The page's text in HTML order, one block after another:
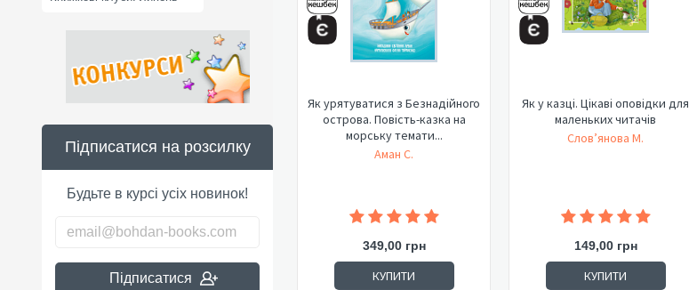
Підписатися на розсилку
Будьте в курсі усіх новинок!
Підписатися
Як урятуватися з Безнадійного
острова. Повість-казка на
морську темати...
Аман С.
349,00 грн
КУПИТИ
Як у казці. Цікаві оповідки для
маленьких читачів
Слов’янова М.
149,00 грн
КУПИТИ